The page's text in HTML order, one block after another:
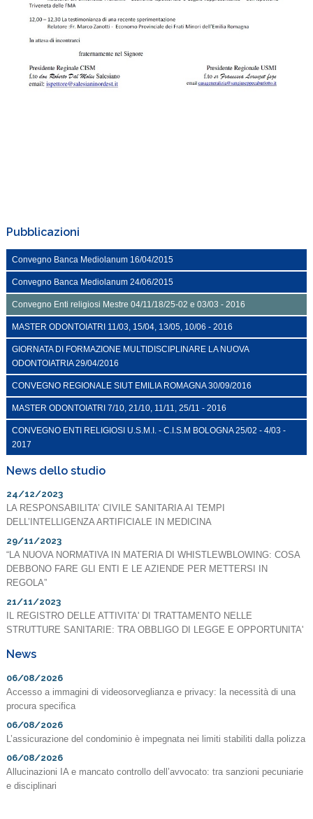
Pubblicazioni
Convegno Banca Mediolanum 16/04/2015
Convegno Banca Mediolanum 24/06/2015
Convegno Enti religiosi Mestre 04/11/18/25-02 e 03/03 - 2016
MASTER ODONTOIATRI 11/03, 15/04, 13/05, 10/06 - 2016
GIORNATA DI FORMAZIONE MULTIDISCIPLINARE LA NUOVA
ODONTOIATRIA 29/04/2016
CONVEGNO REGIONALE SIUT EMILIA ROMAGNA 30/09/2016
MASTER ODONTOIATRI 7/10, 21/10, 11/11, 25/11 - 2016
CONVEGNO ENTI RELIGIOSI U.S.M.I. - C.I.S.M BOLOGNA 25/02 - 4/03 -
2017
News dello studio
24/12/2023
LA RESPONSABILITA’ CIVILE SANITARIA AI TEMPI
DELL’INTELLIGENZA ARTIFICIALE IN MEDICINA
29/11/2023
“LA NUOVA NORMATIVA IN MATERIA DI WHISTLEWBLOWING: COSA
DEBBONO FARE GLI ENTI E LE AZIENDE PER METTERSI IN
REGOLA”
21/11/2023
IL REGISTRO DELLE ATTIVITA' DI TRATTAMENTO NELLE
STRUTTURE SANITARIE: TRA OBBLIGO DI LEGGE E OPPORTUNITA'
News
06/08/2026
Accesso a immagini di videosorveglianza e privacy: la necessità di una
procura specifica
06/08/2026
L’assicurazione del condominio è impegnata nei limiti stabiliti dalla polizza
06/08/2026
Allucinazioni IA e mancato controllo dell’avvocato: tra sanzioni pecuniarie
e disciplinari